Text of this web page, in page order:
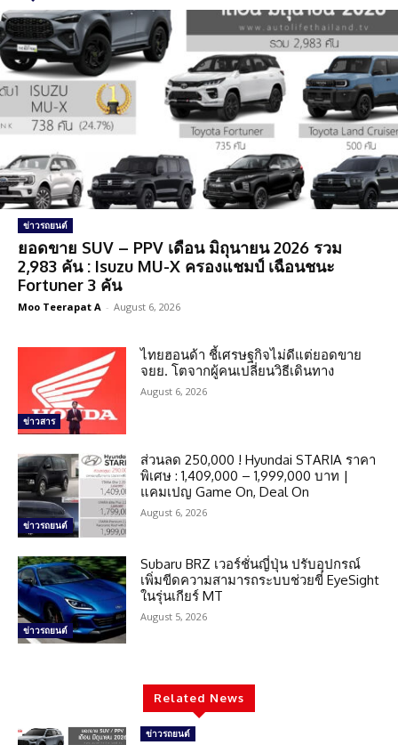
ข่าวรถยนต์
ยอดขาย SUV – PPV เดือน มิถุนายน 2026 รวม
2,983 คัน : Isuzu MU-X ครองแชมป์ เฉือนชนะ
Fortuner 3 คัน
Moo Teerapat A - August 6, 2026
ข่าวสาร
ไทยฮอนด้า ชี้เศรษฐกิจไม่ดีแต่ยอดขาย
จยย. โตจากผู้คนเปลี่ยนวิธีเดินทาง
August 6, 2026
ข่าวรถยนต์
ส่วนลด 250,000 ! Hyundai STARIA ราคา
พิเศษ : 1,409,000 – 1,999,000 บาท |
แคมเปญ Game On, Deal On
August 6, 2026
ข่าวรถยนต์
Subaru BRZ เวอร์ชั่นญี่ปุ่น ปรับอุปกรณ์
เพิ่มขีดความสามารถระบบช่วยขี่ EyeSight
ในรุ่นเกียร์ MT
August 5, 2026
Related News
ข่าวรถยนต์